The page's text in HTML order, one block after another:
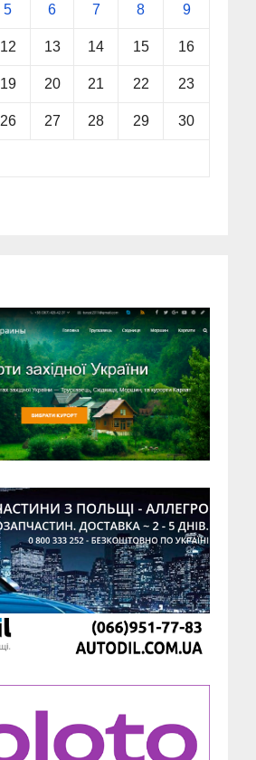
5 6 7 8 9
12 13 14 15 16
19 20 21 22 23
26 27 28 29 30